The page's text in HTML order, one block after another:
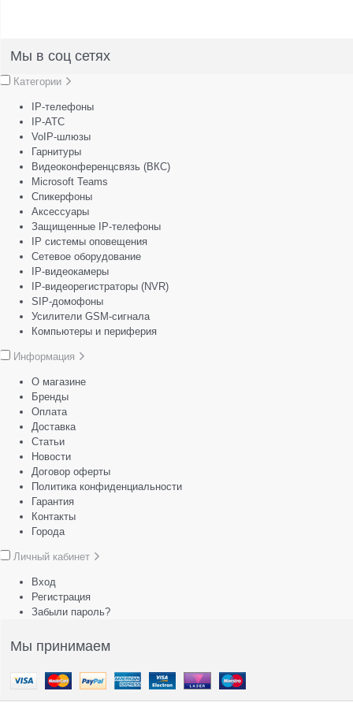
Мы в соц сетях
Категории
IP-телефоны
IP-АТС
VoIP-шлюзы
Гарнитуры
Видеоконференцсвязь (ВКС)
Microsoft Teams
Спикерфоны
Аксессуары
Защищенные IP-телефоны
IP системы оповещения
Сетевое оборудование
IP-видеокамеры
IP-видеорегистраторы (NVR)
SIP-домофоны
Усилители GSM-сигнала
Компьютеры и периферия
Информация
О магазине
Бренды
Оплата
Доставка
Статьи
Новости
Договор оферты
Политика конфиденциальности
Гарантия
Контакты
Города
Личный кабинет
Вход
Регистрация
Забыли пароль?
Мы принимаем